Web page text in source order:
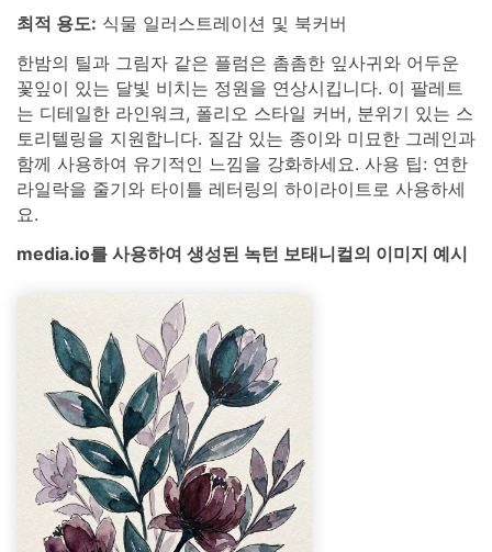
최적 용도: 식물 일러스트레이션 및 북커버
한밤의 틸과 그림자 같은 플럼은 촘촘한 잎사귀와 어두운
꽃잎이 있는 달빛 비치는 정원을 연상시킵니다. 이 팔레트
는 디테일한 라인워크, 폴리오 스타일 커버, 분위기 있는 스
토리텔링을 지원합니다. 질감 있는 종이와 미묘한 그레인과
함께 사용하여 유기적인 느낌을 강화하세요. 사용 팁: 연한
라일락을 줄기와 타이틀 레터링의 하이라이트로 사용하세
요.
media.io를 사용하여 생성된 녹턴 보태니컬의 이미지 예시